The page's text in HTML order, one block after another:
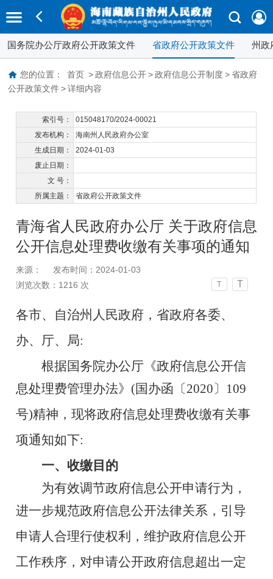
国务院办公厅政府公开政策文件 省政府公开政策文件 州政
您的位置： 首页 > 政府信息公开 > 政府信息公开制度 > 省政府
公开政策文件 > 详细内容
索引号：
015048170/2024-00021
发布机构：
海南州人民政府办公室
生成日期：
2024-01-03
废止日期：
文 号：
所属主题：
省政府公开政策文件
青海省人民政府办公厅 关于政府信息
公开信息处理费收缴有关事项的通知
来源：
发布时间：2024-01-03
浏览次数： 1216 次 T T
各市、自治州人民政府，省政府各委、
办、厅、局:
根据国务院办公厅《政府信息公开信
息处理费管理办法》 (国办函〔2020〕109
号)精神，现将政府信息处理费收缴有关事
项通知如下:
一、收缴目的
为有效调节政府信息公开申请行为，
进一步规范政府信息公开法律关系，引导
申请人合理行使权利，维护政府信息公开
工作秩序，对申请公开政府信息超出一定